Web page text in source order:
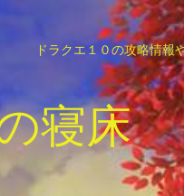
ドラクエ１０の攻略情報
寝床